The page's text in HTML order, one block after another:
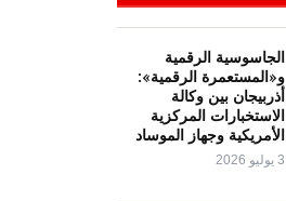
الجاسوسية الرقمية
و«المستعمرة الرقمية»:
أذربيجان بين وكالة
الاستخبارات المركزية
الأمريكية وجهاز الموساد
3 يوليو 2026